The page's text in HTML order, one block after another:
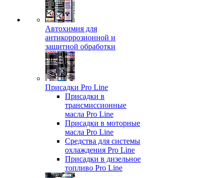
Автохимия для
антикоррозионной и
защитной обработки
Присадки Pro Line
Присадки в
трансмиссионные
масла Pro Line
Присадки в моторные
масла Pro Line
Средства для системы
охлаждения Pro Line
Присадки в дизельное
топливо Pro Line